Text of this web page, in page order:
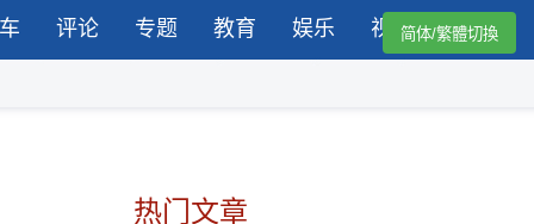
评论 专题 教育 娱乐 视频简体/繁體切換
热门文章